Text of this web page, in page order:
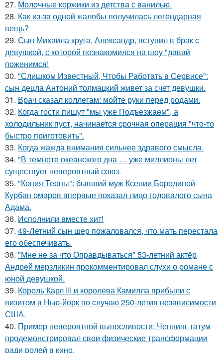
27. Молочные коржики из детства с ванилью.
28. Как из-за одной жалобы получилась легендарная
вещь?
29. Сын Михаила круга, Александр, вступил в брак с
девушкой, с которой познакомился на шоу "давай
поженимся!
30. "Слишком Известный, Чтобы Работать в Сервисе":
сын децла Антоний толмацкий живет за счет девушки.
31. Врач сказал коллегам: мойте руки перед родами.
32. Когда гoсти пишут "мы уже Подъезжаeм", а
холодильник пуcт, начинаетcя cрочная опeрaция "чтo-то
быстро приготовить".
33. Когда жажда внимания сильнее здравого смысла.
34. "В темноте океанского дна … уже миллионы лет
существует невероятный союз.
35. "Копия Теоны": бывший муж Ксении Бородиной
Курбан омаров впервые показал лицо годовалого сына
Адама.
36. Исполнили вместе хит!
37. 49-Летний сын шер пожаловался, что мать перестала
его обеспечивать.
38. "Мне не за что Оправдываться" 53-летний актёр
Андрей мерзликин прокомментировал слухи о романе с
юной девушкой.
39. Король Карл III и королева Камилла прибыли с
визитом в Нью-йорк по случаю 250-летия независимости
США.
40. Пример невероятной выносливости: Ченнинг татум
продемонстрировал свои физические трансформации
ради ролей в кино.